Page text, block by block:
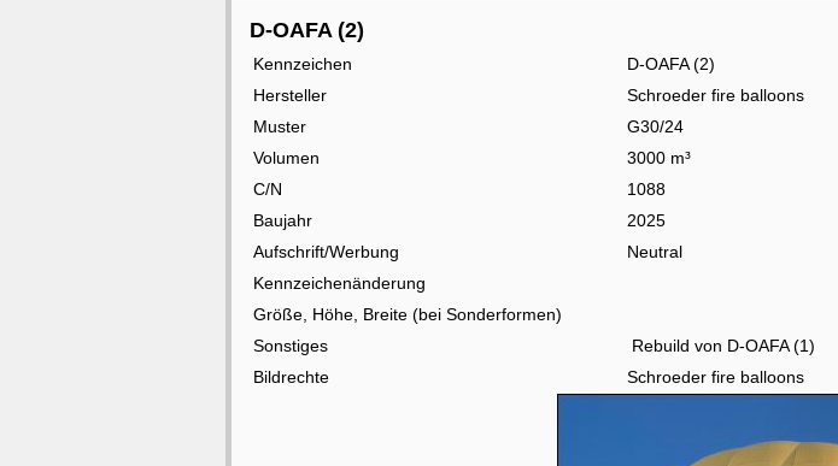
D-OAFA (2)
Kennzeichen
D-OAFA (2)
Hersteller
Schroeder fire balloons
Muster
G30/24
Volumen
3000 m³
C/N
1088
Baujahr
2025
Aufschrift/Werbung
Neutral
Kennzeichenänderung
Größe, Höhe, Breite (bei Sonderformen)
Sonstiges
Rebuild von D-OAFA (1)
Bildrechte
Schroeder fire balloons